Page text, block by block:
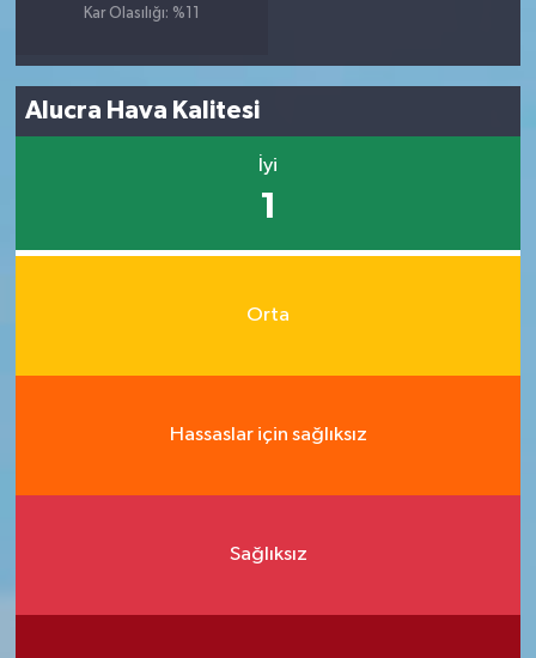
Kar Olasılığı: %11
Alucra Hava Kalitesi
İyi
1
Orta
Hassaslar için sağlıksız
Sağlıksız